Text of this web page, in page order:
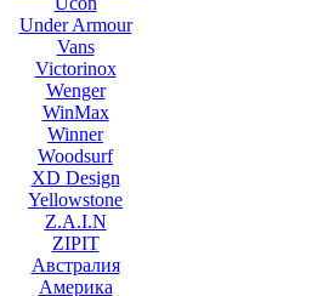
Under Armour
Vans
Victorinox
Wenger
WinMax
Winner
Woodsurf
XD Design
Yellowstone
Z.A.I.N
ZIPIT
Австралия
Америка